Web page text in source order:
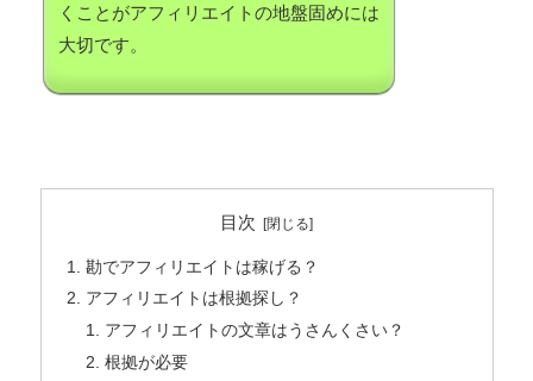
くことがアフィリエイトの地盤固めには
大切です。
目次
勘でアフィリエイトは稼げる？
アフィリエイトは根拠探し？
アフィリエイトの文章はうさんくさい？
根拠が必要